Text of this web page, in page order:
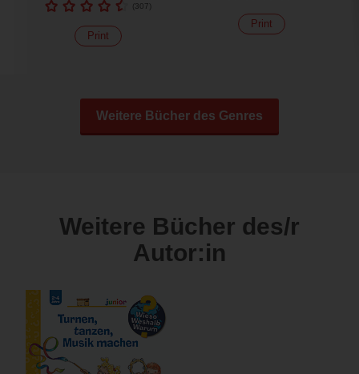
(307
Print
Print
Weitere Bücher des Genres
Weitere Bücher des/r
Autor:in